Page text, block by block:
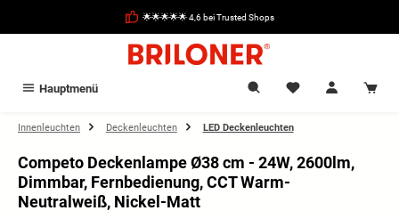
🌟🌟🌟🌟🌟 4,6 bei Trusted Shops
Hauptmenü
Innenleuchten Deckenleuchten LED Deckenleuchten
Competo Deckenlampe Ø38 cm - 24W, 2600lm,
Dimmbar, Fernbedienung, CCT Warm-
Neutralweiß, Nickel-Matt